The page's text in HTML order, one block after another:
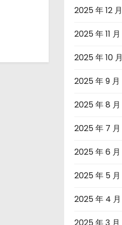
2025 年 12 月
2025 年 11 月
2025 年 10 月
2025 年 9 月
2025 年 8 月
2025 年 7 月
2025 年 6 月
2025 年 5 月
2025 年 4 月